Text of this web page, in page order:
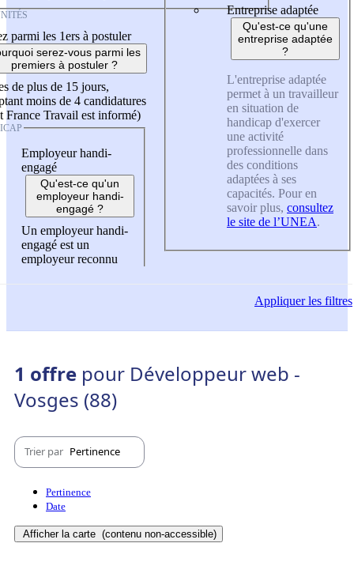
parmi les 1ers à postuler
serez-vous parmi les
premiers à postuler ?
de plus de 15 jours,
moins de 4 candidatures
France Travail est informé)
Employeur handi-
engagé
Qu'est-ce qu'un
employeur handi-
engagé ?
Un employeur handi-
engagé est un
employeur reconnu
Entreprise adaptée
Qu'est-ce qu'une
entreprise adaptée
?
L'entreprise adaptée
permet à un travailleur
en situation de
handicap d'exercer
une activité
professionnelle dans
des conditions
adaptées à ses
capacités. Pour en
savoir plus, consultez
le site de l’UNEA.
Appliquerles filtres
1 offre pour Développeur web -
Vosges (88)
Trier par Pertinence
Pertinence
Date
Afficher la carte (contenu non-accessible)